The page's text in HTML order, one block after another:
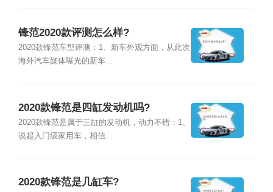
锋范2020款评测怎么样?
2020款锋范车型评测：1、新车外观方面，从此次
海外汽车媒体曝光的新车...
2020款锋范是四缸发动机吗?
2020款锋范是属于三缸的发动机，动力不错：1、
说起入门级家用车，相信...
2020款锋范是几缸车?